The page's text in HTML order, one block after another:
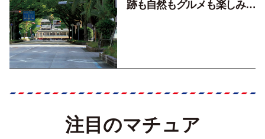
跡も自然もグルメも楽しみ尽
注目のマチュア